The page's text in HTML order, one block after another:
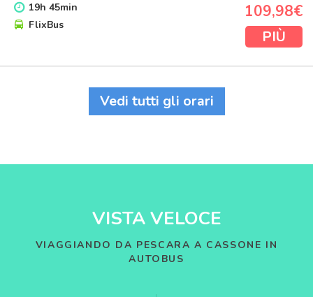
19h 45min
FlixBus
109,98€
PIÙ
Vedi tutti gli orari
VISTA VELOCE
VIAGGIANDO DA PESCARA A CASSONE IN
AUTOBUS